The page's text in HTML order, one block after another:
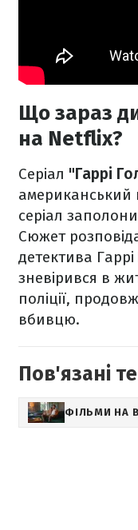
Що зараз
на Netflix?
Серіал "Гаррі
американський
серіал
Сюжет
детектива
зневірився в
поліції,
вбивцю.
Пов'язані
ФІЛЬМИ НА